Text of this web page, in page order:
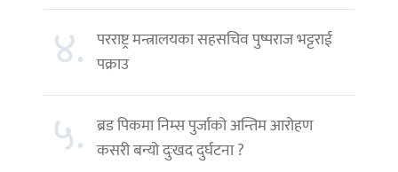
४. परराष्ट्र मन्त्रालयका सहसचिव पुष्पराज भट्टराई
पक्राउ
५. ब्रड पिकमा निम्स पुर्जाको अन्तिम आरोहण
कसरी बन्यो दुःखद दुर्घटना ?